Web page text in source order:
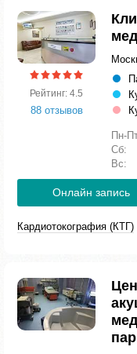
Рейтинг: 4.5
88 отзывов
Пн-
Сб:
Вс:
Онлайн запись
Кардиотокография (КТГ)